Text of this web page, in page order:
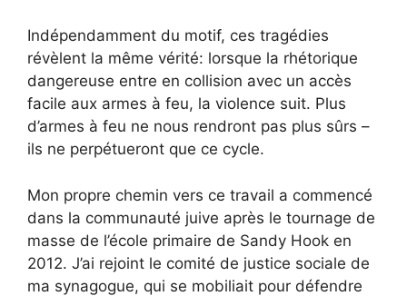
Indépendamment du motif, ces tragédies
révèlent la même vérité: lorsque la rhétorique
dangereuse entre en collision avec un accès
facile aux armes à feu, la violence suit. Plus
d’armes à feu ne nous rendront pas plus sûrs –
ils ne perpétueront que ce cycle.
Mon propre chemin vers ce travail a commencé
dans la communauté juive après le tournage de
masse de l’école primaire de Sandy Hook en
2012. J’ai rejoint le comité de justice sociale de
ma synagogue, qui se mobiliait pour défendre